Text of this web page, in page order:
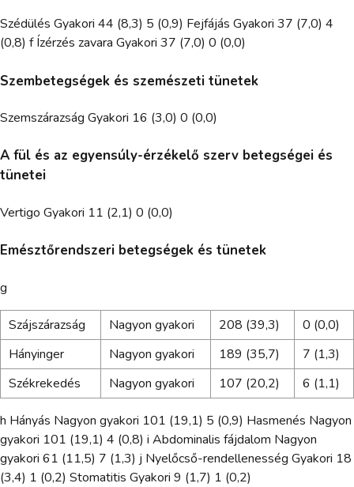
Szédülés Gyakori 44 (8,3) 5 (0,9) Fejfájás Gyakori 37 (7,0) 4
(0,8) f Ízérzés zavara Gyakori 37 (7,0) 0 (0,0)
Szembetegségek és szemészeti tünetek
Szemszárazság Gyakori 16 (3,0) 0 (0,0)
A fül és az egyensúly-érzékelő szerv betegségei és
tünetei
Vertigo Gyakori 11 (2,1) 0 (0,0)
Emésztőrendszeri betegségek és tünetek
g
Szájszárazság Nagyon gyakori 208 (39,3)
0 (0,0)
Hányinger
Nagyon gyakori 189 (35,7)
7 (1,3)
Székrekedés
Nagyon gyakori 107 (20,2) 6 (1,1)
h Hányás Nagyon gyakori 101 (19,1) 5 (0,9) Hasmenés Nagyon
gyakori 101 (19,1) 4 (0,8) i Abdominalis fájdalom Nagyon
gyakori 61 (11,5) 7 (1,3) j Nyelőcső-rendellenesség Gyakori 18
(3,4) 1 (0,2) Stomatitis Gyakori 9 (1,7) 1 (0,2)